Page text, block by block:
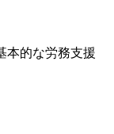
本的な労務支援